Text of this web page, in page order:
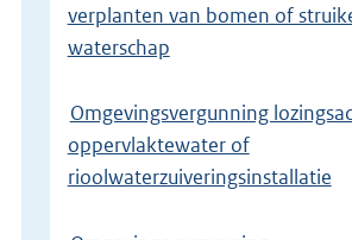
verplanten van bomen of
waterschap
Omgevingsvergunning
oppervlaktewater of
rioolwaterzuiveringsinstallatie